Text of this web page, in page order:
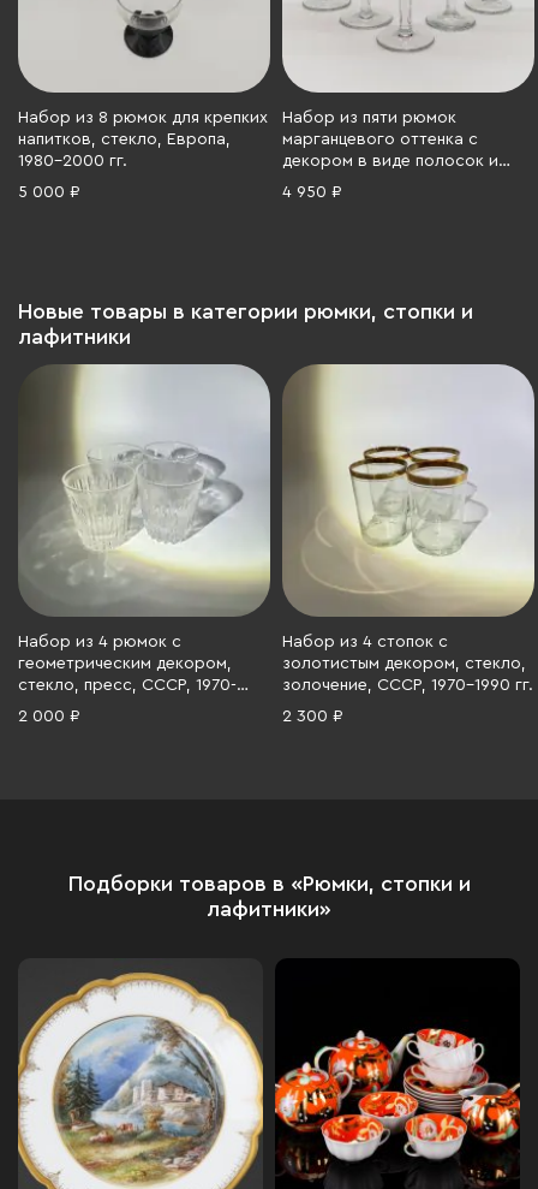
Набор из 8 рюмок для крепких
напитков, стекло, Европа,
1980-2000 гг.
5 000 ₽
Набор из пяти рюмок
марганцевого оттенка с
декором в виде полосок и
зерен, стекло, алмазная грань,
4 950 ₽
Новые товары в категории рюмки, стопки и
лафитники
Набор из 4 рюмок с
геометрическим декором,
стекло, пресс, СССР, 1970-
1990 гг.
2 000 ₽
Набор из 4 стопок с
золотистым декором, стекло,
золочение, СССР, 1970-1990 гг.
2 300 ₽
Подборки товаров в «Рюмки, стопки и
лафитники»